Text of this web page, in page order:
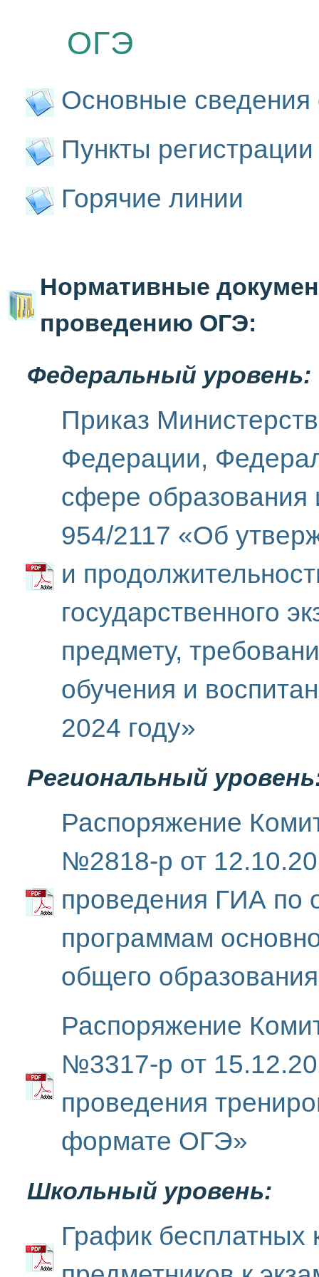
ОГЭ
Основные
Пункты
Горячие линии
Нормативные
проведению ОГЭ:
Федеральный уровень:
Приказ
Федерации,
сфере
954/2117 «Об
и
государственного
предмету,
обучения и
2024 году»
Региональный
Распоряжение
№2818-р от
проведения ГИА по
программам
общего
Распоряжение
№3317-р от
проведения
формате ОГЭ»
Школьный уровень:
График бесплатных